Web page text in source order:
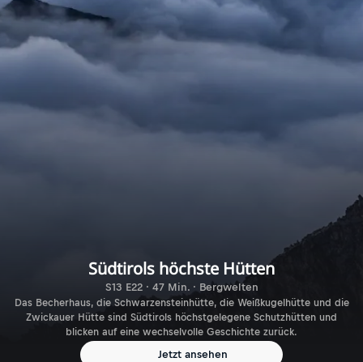
Südtirols höchste Hütten
S13 E22 · 47 Min. · Bergwelten
Das Becherhaus, die Schwarzensteinhütte, die Weißkugelhütte und die
Zwickauer Hütte sind Südtirols höchstgelegene Schutzhütten und
blicken auf eine wechselvolle Geschichte zurück.
Jetzt ansehen